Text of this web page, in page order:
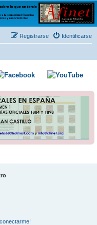
es un foro abierto que Afinet
libremente sus opiniones y
Identificarse
Registrarse